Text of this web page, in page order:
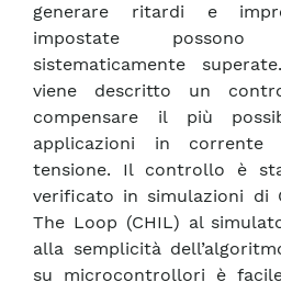
generare ritardi e
impostate
sistematicamente
viene descritto un
compensare il più
applicazioni in
tensione. Il controllo è
verificato in simulazioni di
The Loop (CHIL) al
alla semplicità
su microcontrollori è